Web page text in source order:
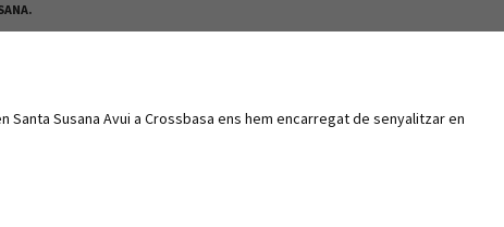
Santa Susana Avui a Crossbasa ens hem encarregat de senyalitzar en